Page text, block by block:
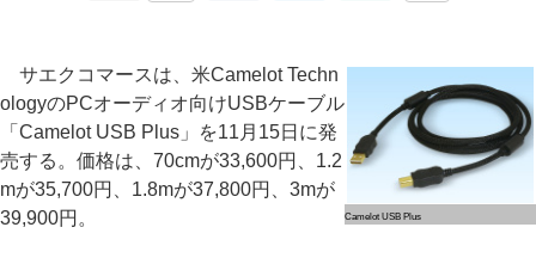
Camelot USB Plus
サエクコマースは、米Camelot Techn
ologyのPCオーディオ向けUSBケーブル
「Camelot USB Plus」を11月15日に発
売する。価格は、70cmが33,600円、1.2
mが35,700円、1.8mが37,800円、3mが
39,900円。